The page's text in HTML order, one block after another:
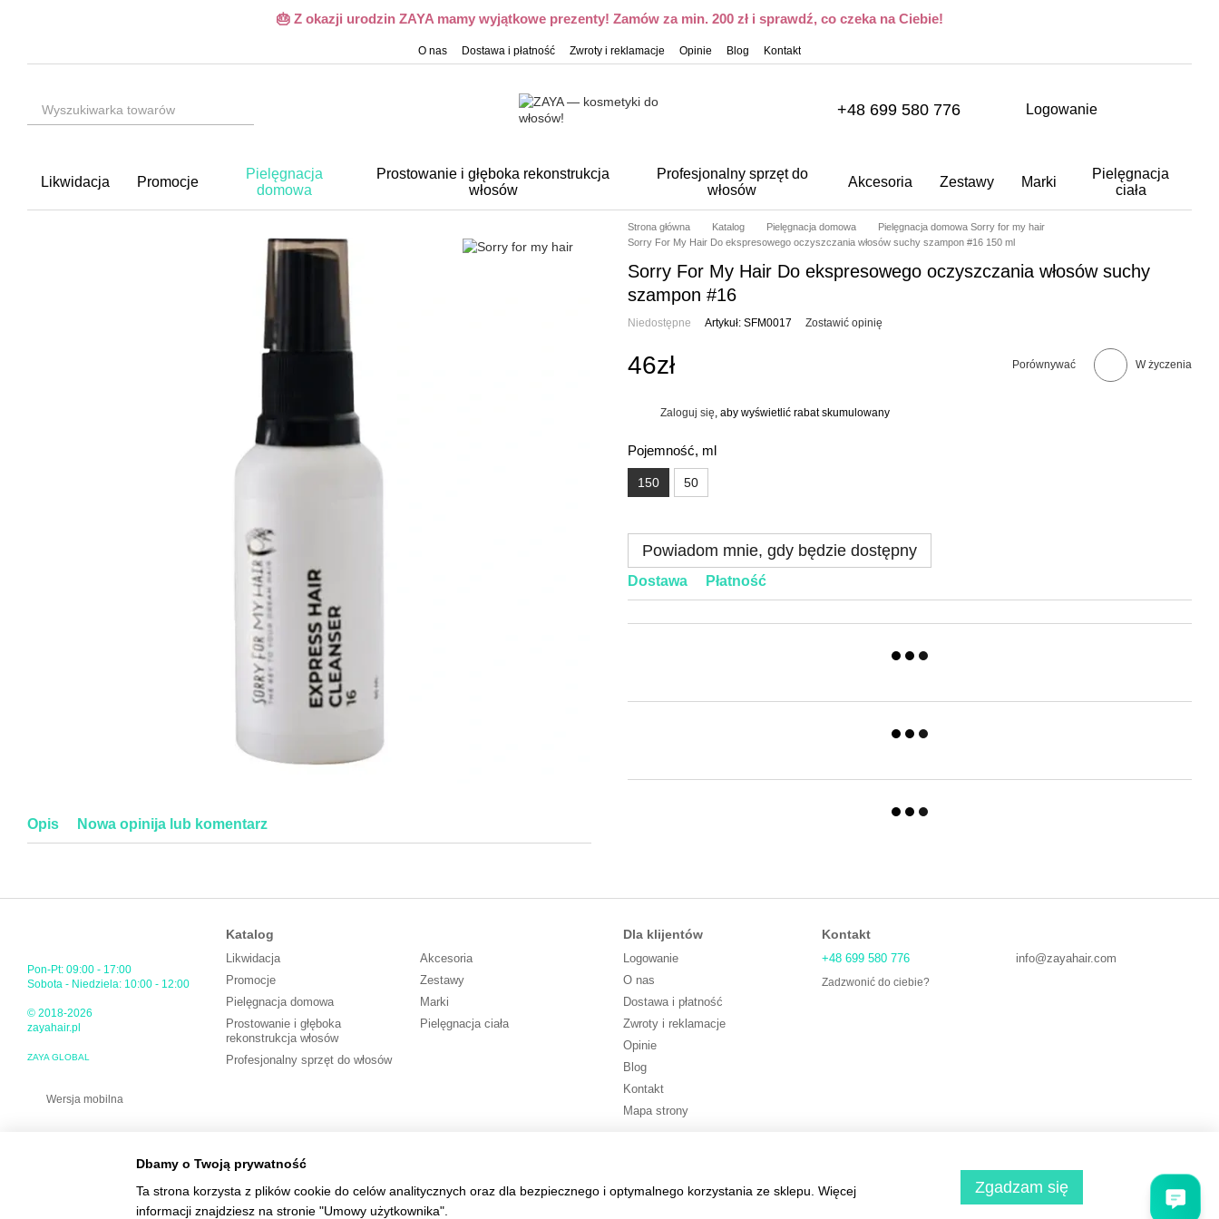
🎂 Z okazji urodzin ZAYA mamy wyjątkowe prezenty! Zamów za min. 200 zł i sprawdź, co czeka na Ciebie!
O nas Dostawa i płatność Zwroty i reklamacje Opinie Blog Kontakt
+48 699 580 776 Logowanie
Likwidacja Promocje
Pielęgnacja
domowa
Prostowanie i głęboka rekonstrukcja
włosów
Profesjonalny sprzęt do
włosów
Akcesoria Zestawy Marki
Pielęgnacja
ciała
Opis Nowa opinija lub komentarz
Strona główna Katalog Pielęgnacja domowa
Pielęgnacja domowa Sorry for my hair
Sorry For My Hair Do ekspresowego oczyszczania włosów suchy szampon #16 150 ml
Sorry For My Hair Do ekspresowego oczyszczania włosów suchy
szampon #16
Niedostępne Artykuł: SFM0017 Zostawić opinię
46zł Porównywać W życzenia
Zaloguj się , aby wyświetlić rabat skumulowany
Pojemność, ml
150 50
Powiadom mnie, gdy będzie dostępny
Dostawa Płatność
Pon-Pt: 09:00 - 17:00
Sobota - Niedziela: 10:00 - 12:00
© 2018-2026
zayahair.pl
ZAYA GLOBAL
Wersja mobilna
Katalog
Likwidacja
Promocje
Pielęgnacja domowa
Prostowanie i głęboka
rekonstrukcja włosów
Profesjonalny sprzęt do włosów
Akcesoria
Zestawy
Marki
Pielęgnacja ciała
Dla klijentów
Logowanie
O nas
Dostawa i płatność
Zwroty i reklamacje
Opinie
Blog
Kontakt
Mapa strony
Kontakt
+48 699 580 776
Zadzwonić do ciebie?
info@zayahair.com
Dbamy o Twoją prywatność
Ta strona korzysta z plików cookie do celów analitycznych oraz dla bezpiecznego i optymalnego korzystania ze sklepu. Więcej
informacji znajdziesz na stronie "Umowy użytkownika".
Zgadzam się